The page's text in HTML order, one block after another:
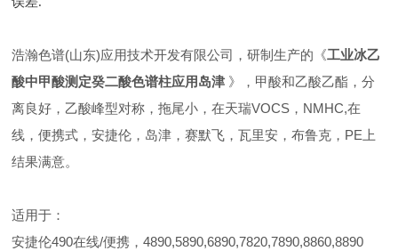
浩瀚色谱(山东)应用技术开发有限公司，研制生产的《工业冰乙
酸中甲酸测定癸二酸色谱柱应用岛津 》，甲酸和乙酸乙酯，分
离良好，乙酸峰型对称，拖尾小，在天瑞VOCS，NMHC,在
线，便携式，安捷伦，岛津，赛默飞，瓦里安，布鲁克，PE上
结果满意。
适用于：
安捷伦490在线/便携，4890,5890,6890,7820,7890,8860,8890